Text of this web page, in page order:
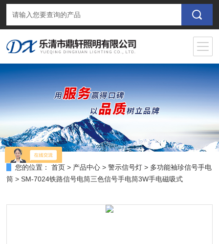
您的位置： 首页 > 产品中心 >警示信号灯 > 多功能袖珍信号手电
筒 > SM-7024铁路信号电筒三色信号手电筒3W手电磁吸式